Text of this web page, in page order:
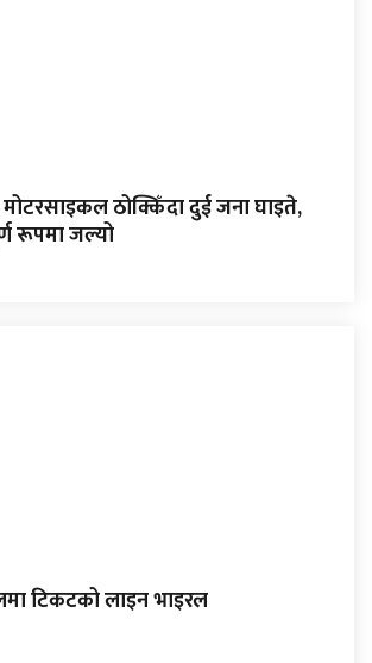
ठोक्किँदा दुई जना घाइते,
रूपमा जल्यो
टिकटको लाइन भाइरल